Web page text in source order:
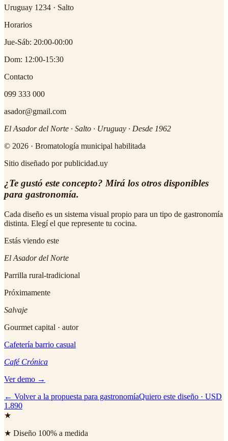
Uruguay 1234 · Salto
Horarios
Jue-Sáb: 20:00-00:00
Dom: 12:00-15:30
Contacto
099 333 000
asador@gmail.com
El Asador del Norte · Salto · Uruguay · Desde 1962
© 2026 · Bromatología municipal habilitada
Sitio diseñado por publicidad.uy
¿Te gustó este concepto? Mirá los otros disponibles
para gastronomía.
Cada diseño es un sistema visual propio para un tipo de gastronomía
distinta. Elegí el que represente tu cocina.
Estás viendo este
El Asador del Norte
Parrilla rural-tradicional
Próximamente
Salvaje
Gourmet capital · autor
Cafetería barrio casual
Café Crónica
Ver demo →
← Volver a la propuesta para gastronomíaQuiero este diseño · USD
1.890
★
★ Diseño 100% a medida